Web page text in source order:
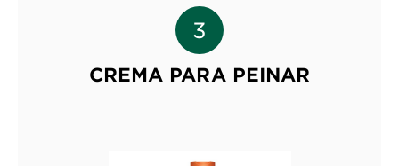
CREMA PARA PEINAR